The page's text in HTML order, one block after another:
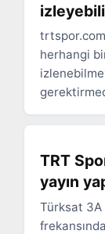
herhangi
TRT
yayın
Türksat 3A